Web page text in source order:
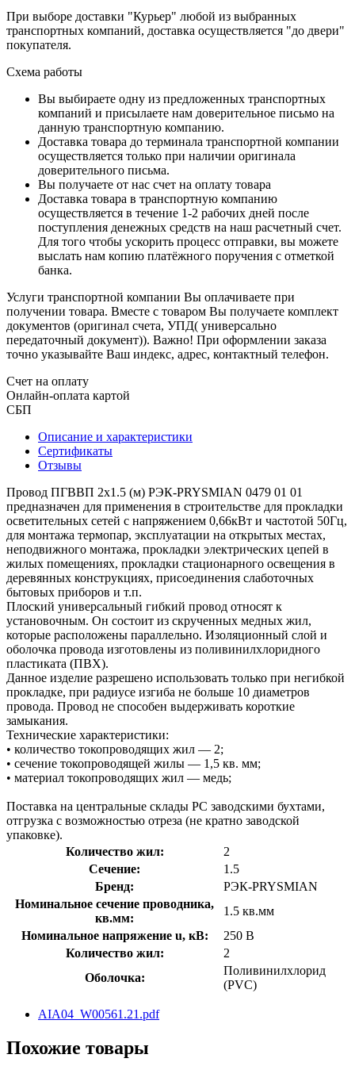
При выборе доставки "Курьер" любой из выбранных
транспортных компаний, доставка осуществляется "до двери"
покупателя.
Схема работы
Вы выбираете одну из предложенных транспортных
компаний и присылаете нам доверительное письмо на
данную транспортную компанию.
Доставка товара до терминала транспортной компании
осуществляется только при наличии оригинала
доверительного письма.
Вы получаете от нас счет на оплату товара
Доставка товара в транспортную компанию
осуществляется в течение 1-2 рабочих дней после
поступления денежных средств на наш расчетный счет.
Для того чтобы ускорить процесс отправки, вы можете
выслать нам копию платёжного поручения с отметкой
банка.
Услуги транспортной компании Вы оплачиваете при
получении товара. Вместе с товаром Вы получаете комплект
документов (оригинал счета, УПД( универсально
передаточный документ)). Важно! При оформлении заказа
точно указывайте Ваш индекс, адрес, контактный телефон.
Счет на оплату
Онлайн-оплата картой
СБП
Описание и характеристики
Сертификаты
Отзывы
Провод ПГВВП 2х1.5 (м) РЭК-PRYSMIAN 0479 01 01
предназначен для применения в строительстве для прокладки
осветительных сетей с напряжением 0,66кВт и частотой 50Гц,
для монтажа термопар, эксплуатации на открытых местах,
неподвижного монтажа, прокладки электрических цепей в
жилых помещениях, прокладки стационарного освещения в
деревянных конструкциях, присоединения слаботочных
бытовых приборов и т.п.
Плоский универсальный гибкий провод относят к
установочным. Он состоит из скрученных медных жил,
которые расположены параллельно. Изоляционный слой и
оболочка провода изготовлены из поливинилхлоридного
пластиката (ПВХ).
Данное изделие разрешено использовать только при негибкой
прокладке, при радиусе изгиба не больше 10 диаметров
провода. Провод не способен выдерживать короткие
замыкания.
Технические характеристики:
• количество токопроводящих жил — 2;
• сечение токопроводящей жилы — 1,5 кв. мм;
• материал токопроводящих жил — медь;
Поставка на центральные склады РС заводскими бухтами,
отгрузка с возможностью отреза (не кратно заводской
упаковке).
Количество жил:
2
Сечение:
1.5
Бренд:
РЭК-PRYSMIAN
Номинальное сечение проводника,
кв.мм:
1.5 кв.мм
Номинальное напряжение u, кВ:
250 В
Количество жил:
2
Оболочка:
Поливинилхлорид
(PVC)
AIA04_W00561.21.pdf
Похожие товары